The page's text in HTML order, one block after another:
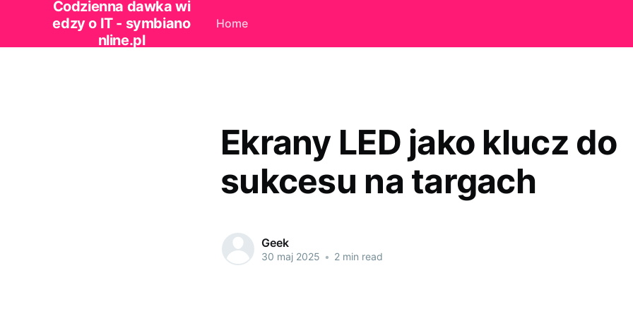
Codzienna dawka wi
edzy o IT - symbiano
nline.pl
Home
Ekrany LED jako klucz do
sukcesu na targach
Geek
30 maj 2025 • 2 min read